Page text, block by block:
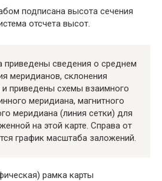
подписана высота сечения
отсчета высот.
приведены сведения о среднем
меридианов, склонения
и приведены схемы взаимного
меридиана, магнитного
меридиана (линия сетки) для
на этой карте. Справа от
график масштаба заложений.
рамка карты